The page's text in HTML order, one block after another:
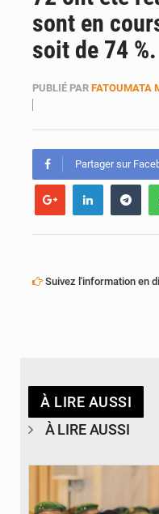
sont en
soit de 74 %.
PUBLIÉ PAR FATOUMATA
Partager sur
Suivez l'information en
À LIRE AUSSI
À LIRE AUSSI
© JDM